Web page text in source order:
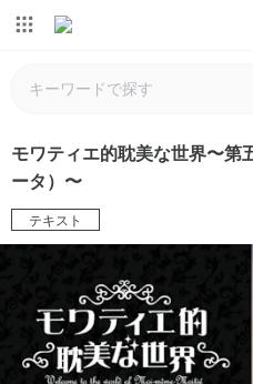
モワティエ的耽美な世界〜
ータ）〜
テキスト